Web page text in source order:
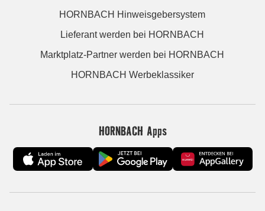
HORNBACH Hinweisgebersystem
Lieferant werden bei HORNBACH
Marktplatz-Partner werden bei HORNBACH
HORNBACH Werbeklassiker
HORNBACH Apps